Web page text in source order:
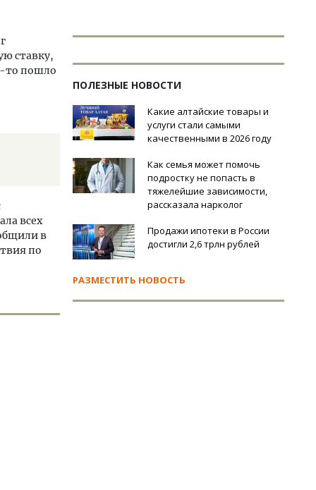
ставку,
то пошло
всех
в
по
ПОЛЕЗНЫЕ НОВОСТИ
Какие алтайские товары и
услуги стали самыми
качественными в 2026 году
Как семья может помочь
подростку не попасть в
тяжелейшие зависимости,
рассказала нарколог
Продажи ипотеки в России
достигли 2,6 трлн рублей
РАЗМЕСТИТЬ НОВОСТЬ